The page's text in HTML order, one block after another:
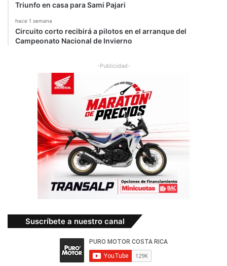
Triunfo en casa para Sami Pajari
hace 1 semana
Circuito corto recibirá a pilotos en el arranque del
Campeonato Nacional de Invierno
-Publicidad-
Suscríbete a nuestro canal